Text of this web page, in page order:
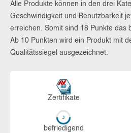
Alle Produkte können in den drei
Geschwindigkeit und Benutzbarkeit
erreichen. Somit sind 18 Punkte das
Ab 10 Punkten wird ein Produkt mit
Qualitätssiegel ausgezeichnet.
Zerti­fikate
be­frie­di­gend